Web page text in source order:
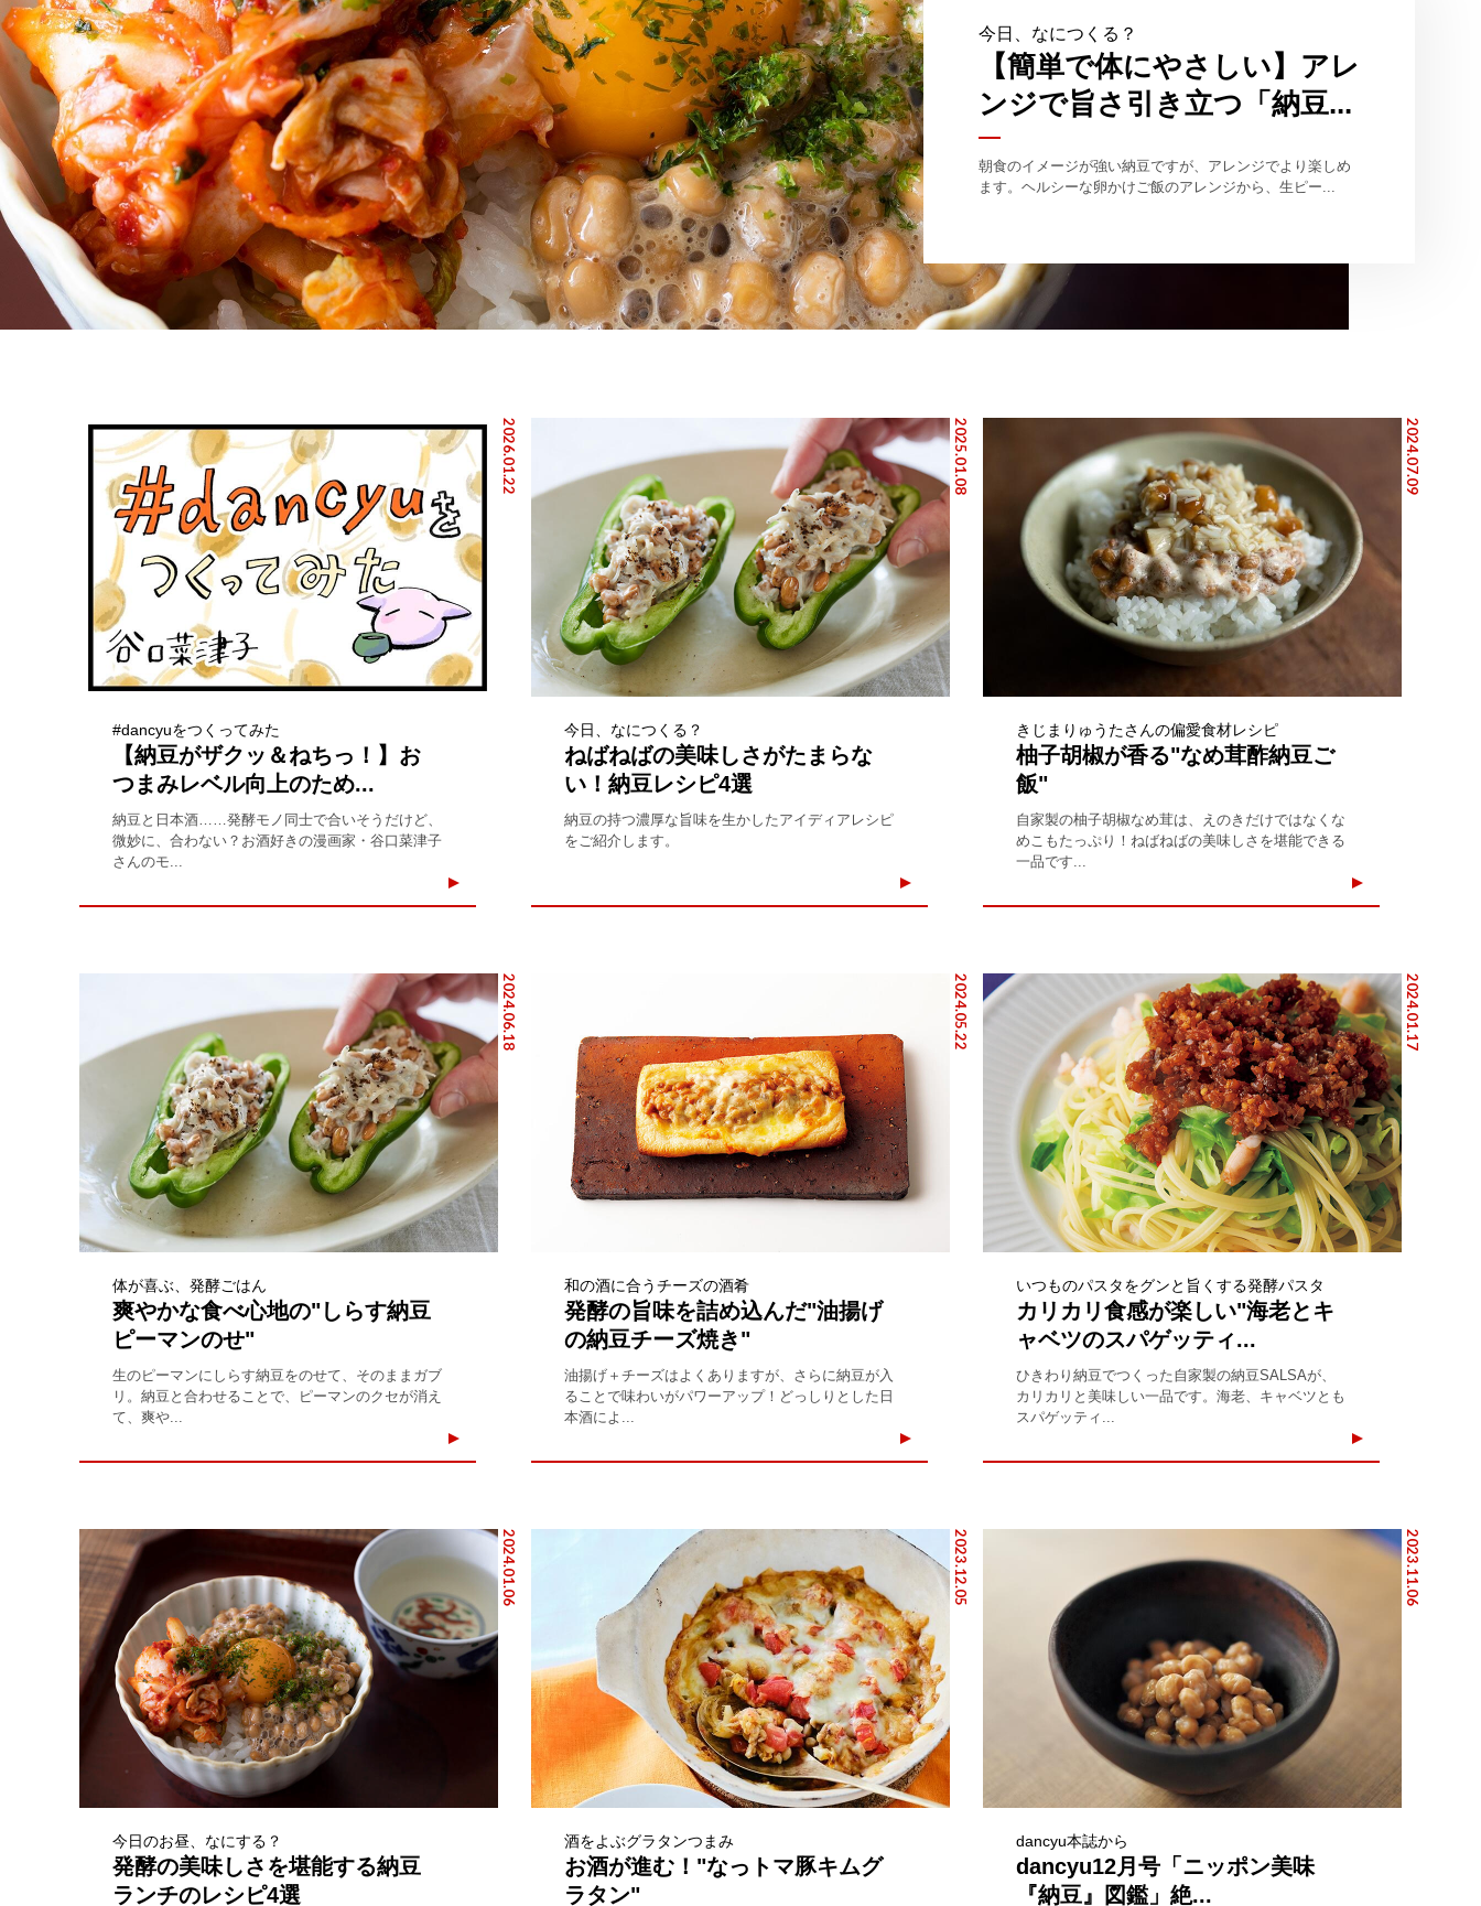
今日、なにつくる？
【簡単で体にやさしい】アレ
ンジで旨さ引き立つ「納豆...
朝食のイメージが強い納豆ですが、アレンジでより楽しめ
ます。ヘルシーな卵かけご飯のアレンジから、生ピー...
2026.01.22
#dancyuをつくってみた
【納豆がザクッ＆ねちっ！】お
つまみレベル向上のため...
納豆と日本酒……発酵モノ同士で合いそうだけど、
微妙に、合わない？お酒好きの漫画家・谷口菜津子
さんのモ...
2025.01.08
今日、なにつくる？
ねばねばの美味しさがたまらな
い！納豆レシピ4選
納豆の持つ濃厚な旨味を生かしたアイディアレシピ
をご紹介します。
2024.07.09
きじまりゅうたさんの偏愛食材レシピ
柚子胡椒が香る"なめ茸酢納豆ご
飯"
自家製の柚子胡椒なめ茸は、えのきだけではなくな
めこもたっぷり！ねばねばの美味しさを堪能できる
一品です...
2024.06.18
体が喜ぶ、発酵ごはん
爽やかな食べ心地の"しらす納豆
ピーマンのせ"
生のピーマンにしらす納豆をのせて、そのままガブ
リ。納豆と合わせることで、ピーマンのクセが消え
て、爽や...
2024.05.22
和の酒に合うチーズの酒肴
発酵の旨味を詰め込んだ"油揚げ
の納豆チーズ焼き"
油揚げ＋チーズはよくありますが、さらに納豆が入
ることで味わいがパワーアップ！どっしりとした日
本酒によ...
2024.01.17
いつものパスタをグンと旨くする発酵パスタ
カリカリ食感が楽しい"海老とキ
ャベツのスパゲッティ...
ひきわり納豆でつくった自家製の納豆SALSAが、
カリカリと美味しい一品です。海老、キャベツとも
スパゲッティ...
2024.01.06
今日のお昼、なにする？
発酵の美味しさを堪能する納豆
ランチのレシピ4選
2023.12.05
酒をよぶグラタンつまみ
お酒が進む！"なっトマ豚キムグ
ラタン"
2023.11.06
dancyu本誌から
dancyu12月号「ニッポン美味
『納豆』図鑑」絶...